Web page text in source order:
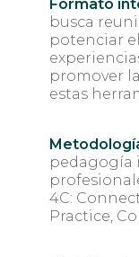
Formato
busca
potenciar
promover
estas
pedagogía
4C:
Practice,